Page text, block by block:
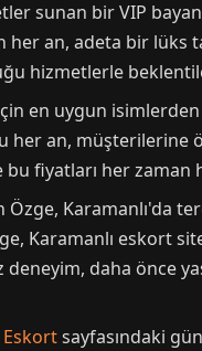
sunan bir VIP
an, adeta bir lüks
hizmetlerle
en uygun
her an, müşterilerine
fiyatları her
Karamanlı'da
Karamanlı eskort
daha önce
sayfasındaki